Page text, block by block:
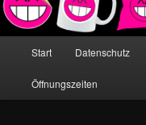
Start Datenschutz
Öffnungszeiten